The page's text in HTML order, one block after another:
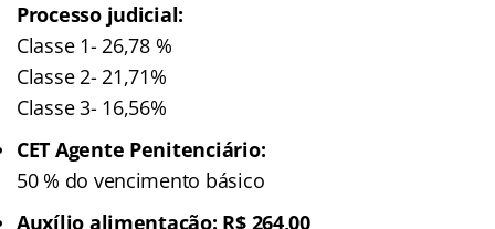
Processo judicial:
Classe 1- 26,78 %
Classe 2- 21,71%
Classe 3- 16,56%
CET Agente Penitenciário:
50 % do vencimento básico
Auxílio alimentação: R$ 264,00